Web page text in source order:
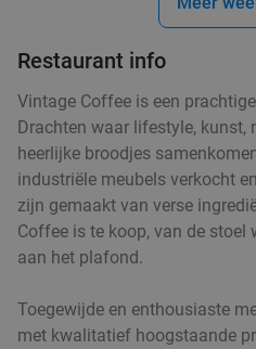
Restaurant info
Vintage Coffee is een
Drachten waar lifestyle, kunst,
heerlijke broodjes
industriële meubels verkocht
zijn gemaakt van verse
Coffee is te koop, van de
aan het plafond.
Toegewijde en enthousiaste
met kwalitatief hoogstaande